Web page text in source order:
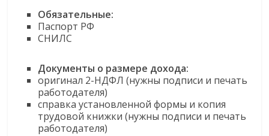
Обязательные:
Паспорт РФ
СНИЛС
Документы о размере дохода:
оригинал 2-НДФЛ (нужны подписи и печать
работодателя)
справка установленной формы и копия
трудовой книжки (нужны подписи и печать
работодателя)